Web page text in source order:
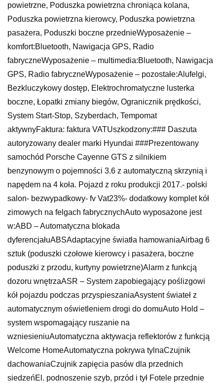
powietrzne, Poduszka powietrzna chroniąca kolana,
Poduszka powietrzna kierowcy, Poduszka powietrzna
pasażera, Poduszki boczne przednieWyposażenie –
komfort:Bluetooth, Nawigacja GPS, Radio
fabryczneWyposażenie – multimedia:Bluetooth, Nawigacja
GPS, Radio fabryczneWyposażenie – pozostałe:Alufelgi,
Bezkluczykowy dostęp, Elektrochromatyczne lusterka
boczne, Łopatki zmiany biegów, Ogranicznik prędkości,
System Start-Stop, Szyberdach, Tempomat
aktywnyFaktura: faktura VATUszkodzony:### Daszuta
autoryzowany dealer marki Hyundai ###Prezentowany
samochód Porsche Cayenne GTS z silnikiem
benzynowym o pojemności 3.6 z automatyczną skrzynią i
napędem na 4 koła. Pojazd z roku produkcji 2017.- polski
salon- bezwypadkowy- fv Vat23%- dodatkowy komplet kół
zimowych na felgach fabrycznychAuto wyposażone jest
w:ABD – Automatyczna blokada
dyferencjałuABSAdaptacyjne światła hamowaniaAirbag 6
sztuk (poduszki czołowe kierowcy i pasażera, boczne
poduszki z przodu, kurtyny powietrzne)Alarm z funkcją
dozoru wnętrzaASR – System zapobiegający poślizgowi
kół pojazdu podczas przyspieszaniaAsystent świateł z
automatycznym oświetleniem drogi do domuAuto Hold –
system wspomagający ruszanie na
wzniesieniuAutomatyczna aktywacja reflektorów z funkcją
Welcome HomeAutomatyczna pokrywa tylnaCzujnik
dachowaniaCzujnik zapięcia pasów dla przednich
siedzeńEl. podnoszenie szyb, przód i tył Fotele przednie